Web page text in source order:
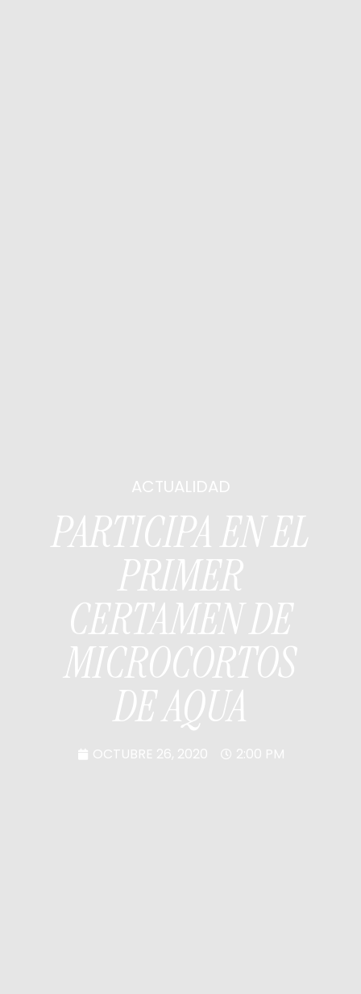
ACTUALIDAD
PARTICIPA EN EL
PRIMER
CERTAMEN DE
MICROCORTOS
DE AQUA
OCTUBRE 26, 2020 2:00 PM